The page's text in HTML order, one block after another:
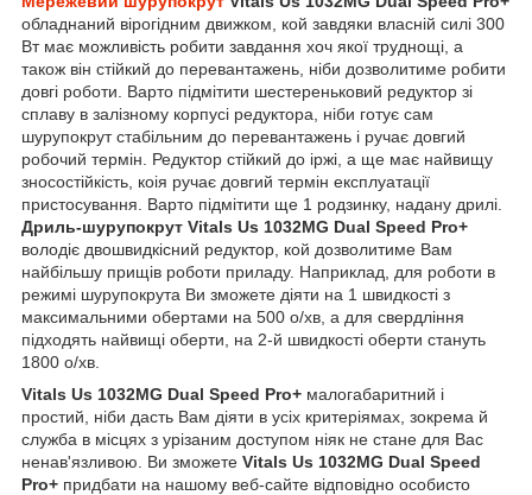
обладнаний вірогідним движком, кой завдяки власній силі 300
Вт має можливість робити завдання хоч якої труднощі, а
також він стійкий до перевантажень, ніби дозволитиме робити
довгі роботи. Варто підмітити шестереньковий редуктор зі
сплаву в залізному корпусі редуктора, ніби готує сам
шурупокрут стабільним до перевантажень і ручає довгий
робочий термін. Редуктор стійкий до іржі, а ще має найвищу
зносостійкість, коія ручає довгий термін експлуатації
пристосування. Варто підмітити ще 1 родзинку, надану дрилі.
Дриль-шурупокрут Vitals Us 1032MG Dual Speed Pro+
володіє двошвидкісний редуктор, кой дозволитиме Вам
найбільшу прищів роботи приладу. Наприклад, для роботи в
режимі шурупокрута Ви зможете діяти на 1 швидкості з
максимальними обертами на 500 о/хв, а для свердління
підходять найвищі оберти, на 2-й швидкості оберти стануть
1800 о/хв.
Vitals Us 1032MG Dual Speed Pro+ малогабаритний і
простий, ніби дасть Вам діяти в усіх критеріямах, зокрема й
служба в місцях з урізаним доступом ніяк не стане для Вас
ненав'язливою. Ви зможете Vitals Us 1032MG Dual Speed
Pro+ придбати на нашому веб-сайте відповідно особисто